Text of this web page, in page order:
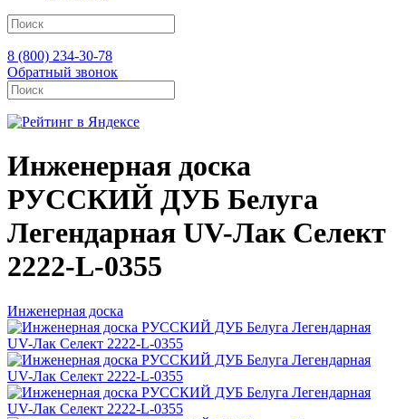
8 (800) 234-30-78
Обратный звонок
Инженерная доска
РУССКИЙ ДУБ Белуга
Легендарная UV-Лак Селект
2222-L-0355
Инженерная доска